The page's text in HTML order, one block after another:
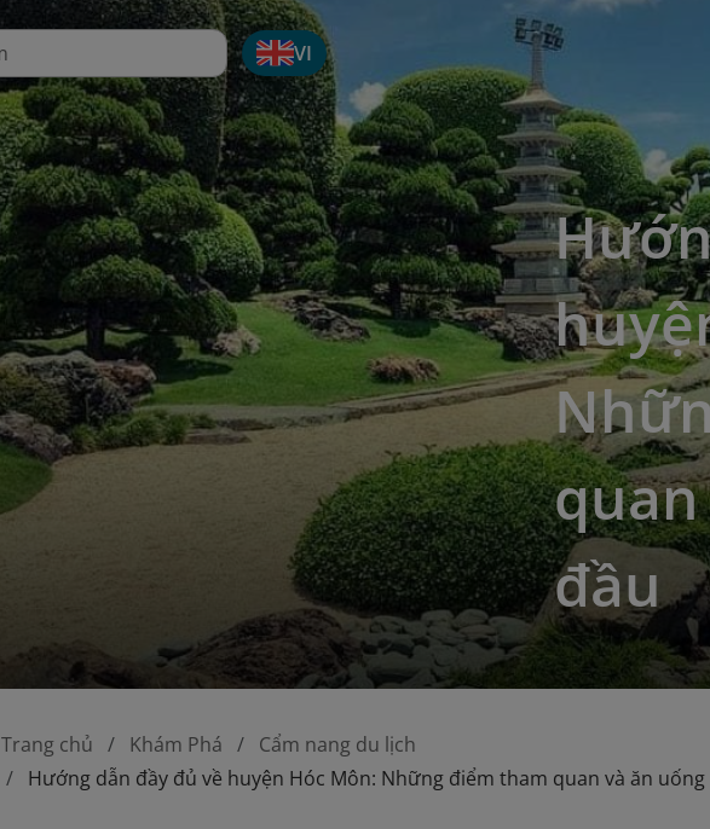
VI
đầu
Trang chủ Khám Phá
Cẩm nang du lịch
Hướng dẫn đầy đủ về huyện Hóc Môn: Những điểm tham quan và ăn